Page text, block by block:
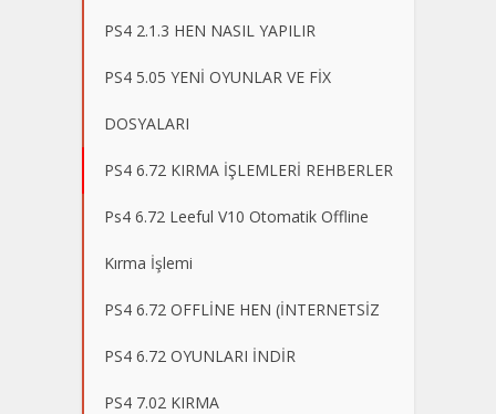
PS4 2.1.3 HEN NASIL YAPILIR
PS4 5.05 YENİ OYUNLAR VE FİX
DOSYALARI
PS4 6.72 KIRMA İŞLEMLERİ REHBERLER
Ps4 6.72 Leeful V10 Otomatik Offline
Kırma İşlemi
PS4 6.72 OFFLİNE HEN (İNTERNETSİZ
PS4 6.72 OYUNLARI İNDİR
PS4 7.02 KIRMA